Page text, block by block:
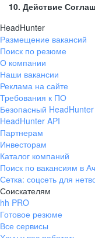
10. Действие
HeadHunter
Размещение вакансий
Поиск по резюме
О компании
Наши вакансии
Реклама на сайте
Требования к ПО
Безопасный HeadHunter
HeadHunter API
Партнерам
Инвесторам
Каталог компаний
Поиск по вакансиям в
Сетка: соцсеть для
Соискателям
hh PRO
Готовое резюме
Все сервисы